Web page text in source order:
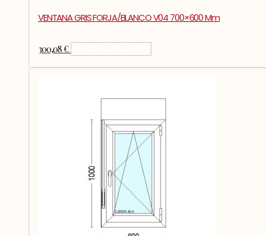
VENTANA GRIS FORJA/BLANCO V04 700×600 Mm
300,08€